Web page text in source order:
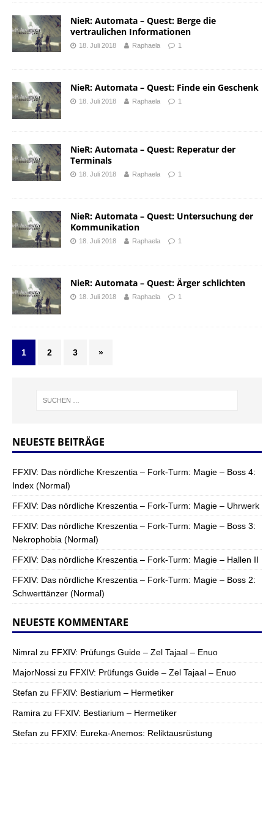
NieR: Automata – Quest: Berge die
vertraulichen Informationen
18. Juli 2018 Raphaela 1
NieR: Automata – Quest: Finde ein Geschenk
18. Juli 2018 Raphaela 1
NieR: Automata – Quest: Reperatur der
Terminals
18. Juli 2018 Raphaela 1
NieR: Automata – Quest: Untersuchung der
Kommunikation
18. Juli 2018 Raphaela 1
NieR: Automata – Quest: Ärger schlichten
18. Juli 2018 Raphaela 1
1 2 3 »
NEUESTE BEITRÄGE
FFXIV: Das nördliche Kreszentia – Fork-Turm: Magie – Boss 4:
Index (Normal)
FFXIV: Das nördliche Kreszentia – Fork-Turm: Magie – Uhrwerk
FFXIV: Das nördliche Kreszentia – Fork-Turm: Magie – Boss 3:
Nekrophobia (Normal)
FFXIV: Das nördliche Kreszentia – Fork-Turm: Magie – Hallen II
FFXIV: Das nördliche Kreszentia – Fork-Turm: Magie – Boss 2:
Schwerttänzer (Normal)
NEUESTE KOMMENTARE
Nimral zu FFXIV: Prüfungs Guide – Zel Tajaal – Enuo
MajorNossi zu FFXIV: Prüfungs Guide – Zel Tajaal – Enuo
Stefan zu FFXIV: Bestiarium – Hermetiker
Ramira zu FFXIV: Bestiarium – Hermetiker
Stefan zu FFXIV: Eureka-Anemos: Reliktausrüstung